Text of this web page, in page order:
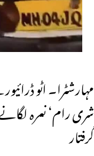
مہارشٹرا۔ اٹو
شری رام‘ نعرہ
گرفتار